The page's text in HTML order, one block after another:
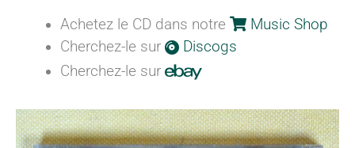
Achetez le CD dans notre
Music Shop
Cherchez-le sur
Discogs
Cherchez-le sur